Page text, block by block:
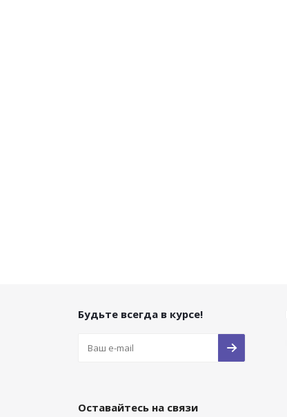
Будьте всегда в курсе!
Оставайтесь на связи